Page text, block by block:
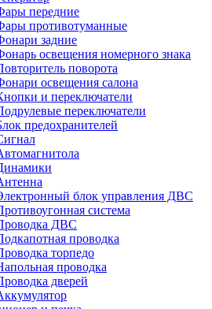
передние
противотуманные
задние
освещения номерного знака
поворота
освещения салона
и переключатели
переключатели
предохранителей
блок управления ДВС
система
ДВС
проводка
торпедо
проводка
дверей